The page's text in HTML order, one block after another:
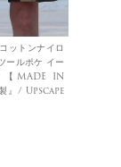
ットンナイロ
ールポケ イー
MADE IN
』/ Upscape